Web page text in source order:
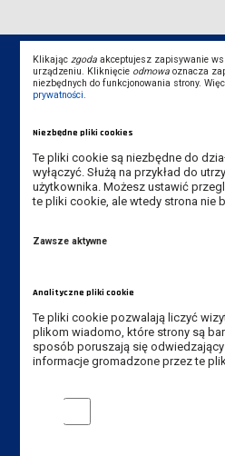
Instytut
Akademia Nauk
im. Jana Amosa
Tel. rekrutacja: +48
E-mail Instytut:
Klikając zgoda akceptujesz zapisywanie
urządzeniu. Kliknięcie odmowa oznacza
niezbędnych do funkcjonowania strony.
prywatności
Niezbędne pliki cookies
Te pliki cookie są niezbędne do
wyłączyć. Służą na przykład do
użytkownika. Możesz ustawić
te pliki cookie, ale wtedy strona nie
Zawsze aktywne
Analityczne pliki cookie
Te pliki cookie pozwalają liczyć
plikom wiadomo, które strony są
sposób poruszają się
informacje gromadzone przez te
Analityczne pliki cookie